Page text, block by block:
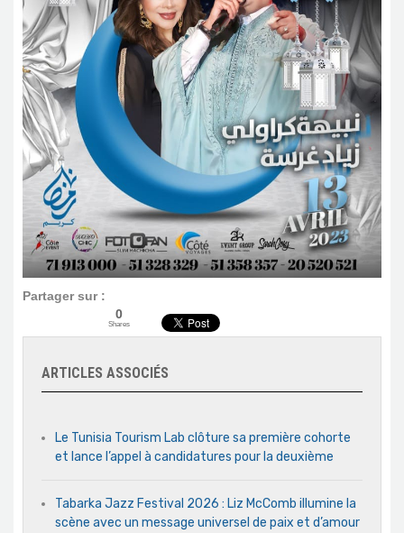
Partager sur :
0
Shares
ARTICLES ASSOCIÉS
Le Tunisia Tourism Lab clôture sa première cohorte
et lance l’appel à candidatures pour la deuxième
Tabarka Jazz Festival 2026 : Liz McComb illumine la
scène avec un message universel de paix et d’amour